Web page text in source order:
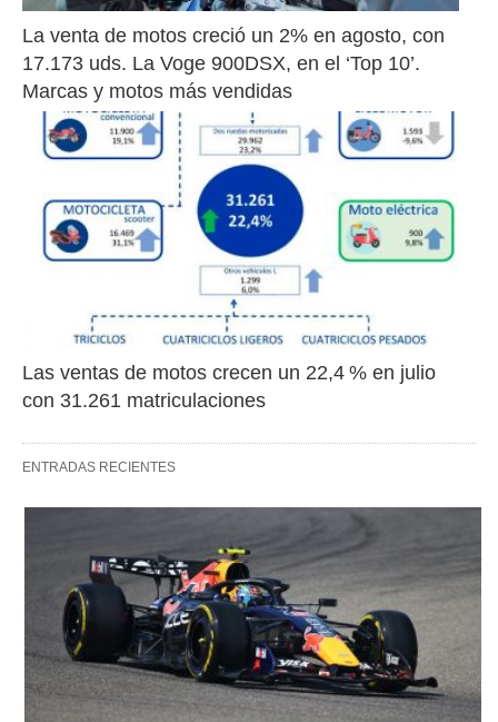
La venta de motos creció un 2% en agosto, con
17.173 uds. La Voge 900DSX, en el ‘Top 10’.
Marcas y motos más vendidas
Las ventas de motos crecen un 22,4 % en julio
con 31.261 matriculaciones
ENTRADAS RECIENTES